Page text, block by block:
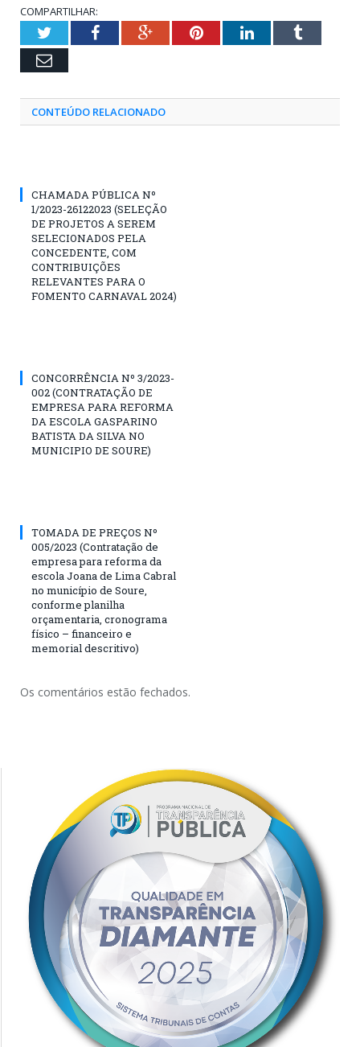
COMPARTILHAR:
TwitterFacebookGoogle+PinterestLinkedInTumblr
Email
CONTEÚDO RELACIONADO
CHAMADA PÚBLICA Nº
1/2023-26122023 (SELEÇÃO
DE PROJETOS A SEREM
SELECIONADOS PELA
CONCEDENTE, COM
CONTRIBUIÇÕES
RELEVANTES PARA O
FOMENTO CARNAVAL 2024)
CONCORRÊNCIA Nº 3/2023-
002 (CONTRATAÇÃO DE
EMPRESA PARA REFORMA
DA ESCOLA GASPARINO
BATISTA DA SILVA NO
MUNICIPIO DE SOURE)
TOMADA DE PREÇOS Nº
005/2023 (Contratação de
empresa para reforma da
escola Joana de Lima Cabral
no município de Soure,
conforme planilha
orçamentaria, cronograma
físico – financeiro e
memorial descritivo)
Os comentários estão fechados.